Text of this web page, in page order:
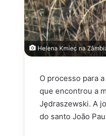
Helena Kmiec na
O processo para
que encontrou a
Jędraszewski. A
do santo João